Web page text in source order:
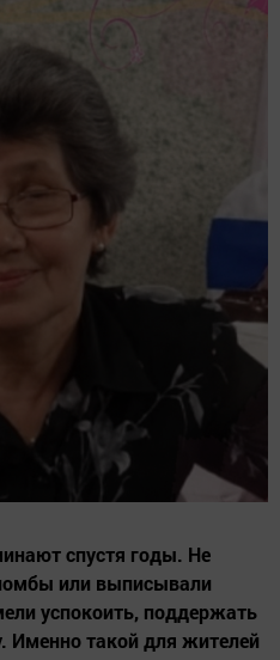
спустя годы. Не
или выписывали
успокоить, поддержать
Именно такой для жителей